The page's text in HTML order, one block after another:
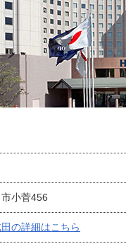
小菅456
の詳細はこちら